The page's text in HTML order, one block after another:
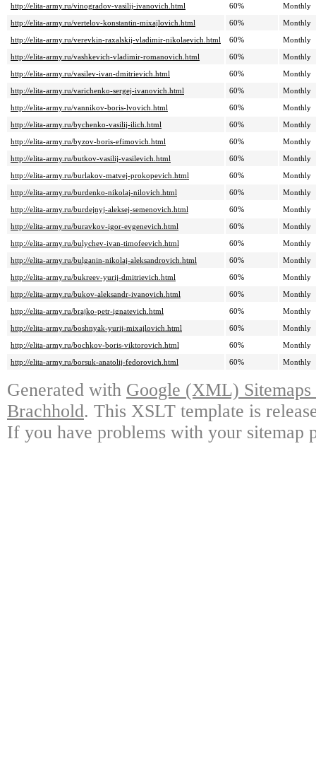
http://elita-army.ru/vinogradov-vasilij-ivanovich.html
60%
Monthly
http://elita-army.ru/vertelov-konstantin-mixajlovich.html
60%
Monthly
http://elita-army.ru/verevkin-raxalskij-vladimir-nikolaevich.html
60%
Monthly
http://elita-army.ru/vashkevich-vladimir-romanovich.html
60%
Monthly
http://elita-army.ru/vasilev-ivan-dmitrievich.html
60%
Monthly
http://elita-army.ru/varichenko-sergej-ivanovich.html
60%
Monthly
http://elita-army.ru/vannikov-boris-lvovich.html
60%
Monthly
http://elita-army.ru/bychenko-vasilij-ilich.html
60%
Monthly
http://elita-army.ru/byzov-boris-efimovich.html
60%
Monthly
http://elita-army.ru/butkov-vasilij-vasilevich.html
60%
Monthly
http://elita-army.ru/burlakov-matvej-prokopevich.html
60%
Monthly
http://elita-army.ru/burdenko-nikolaj-nilovich.html
60%
Monthly
http://elita-army.ru/burdejnyj-aleksej-semenovich.html
60%
Monthly
http://elita-army.ru/buravkov-igor-evgenevich.html
60%
Monthly
http://elita-army.ru/bulychev-ivan-timofeevich.html
60%
Monthly
http://elita-army.ru/bulganin-nikolaj-aleksandrovich.html
60%
Monthly
http://elita-army.ru/bukreev-yurij-dmitrievich.html
60%
Monthly
http://elita-army.ru/bukov-aleksandr-ivanovich.html
60%
Monthly
http://elita-army.ru/brajko-petr-ignatevich.html
60%
Monthly
http://elita-army.ru/boshnyak-yurij-mixajlovich.html
60%
Monthly
http://elita-army.ru/bochkov-boris-viktorovich.html
60%
Monthly
http://elita-army.ru/borsuk-anatolij-fedorovich.html
60% Monthly
Generated with Google (XML)
Brachhold. This XSLT template is
If you have problems with your sitemap